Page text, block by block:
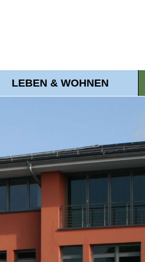
LEBEN & WOHNEN